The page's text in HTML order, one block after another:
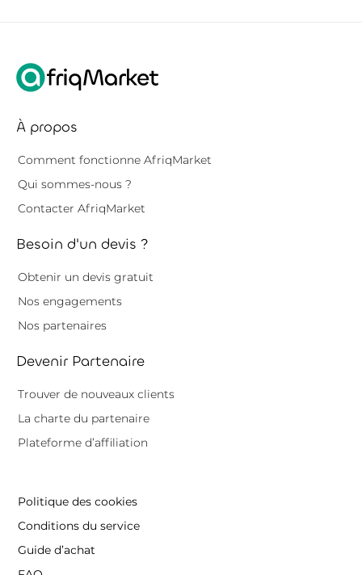
À propos
Comment fonctionne AfriqMarket
Qui sommes-nous ?
Contacter AfriqMarket
Besoin d'un devis ?
Obtenir un devis gratuit
Nos engagements
Nos partenaires
Devenir Partenaire
Trouver de nouveaux clients
La charte du partenaire
Plateforme d’affiliation
Politique des cookies
Conditions du service
Guide d’achat